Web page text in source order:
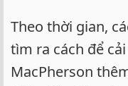
Theo thời gian,
tìm ra cách để
MacPherson